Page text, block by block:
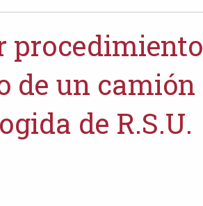
procedimiento
de un camión
de R.S.U.